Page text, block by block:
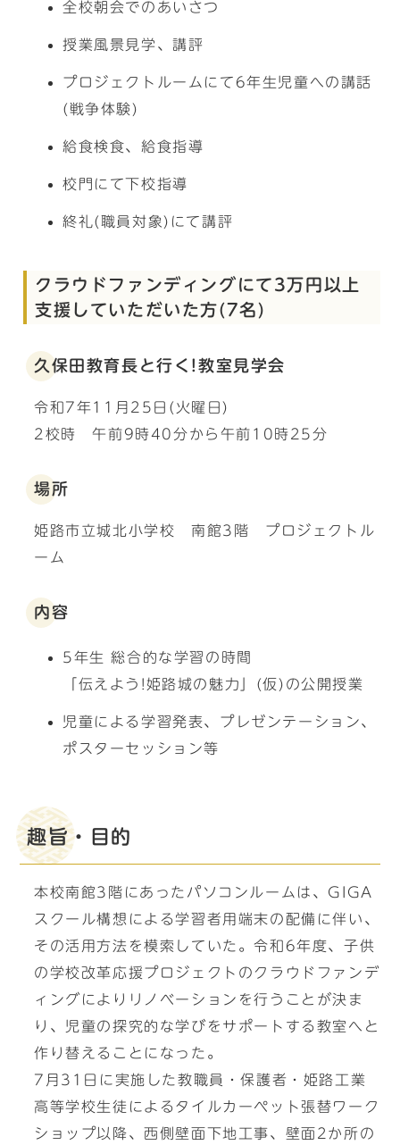
全校朝会でのあいさつ
授業風景見学、講評
プロジェクトルームにて6年生児童への講話
(戦争体験)
給食検食、給食指導
校門にて下校指導
終礼(職員対象)にて講評
クラウドファンディングにて3万円以上
支援していただいた方(7名)
久保田教育長と行く!教室見学会
令和7年11月25日(火曜日)
2校時 午前9時40分から午前10時25分
場所
姫路市立城北小学校 南館3階 プロジェクトル
ーム
内容
5年生 総合的な学習の時間
「伝えよう!姫路城の魅力」(仮)の公開授業
児童による学習発表、プレゼンテーション、
ポスターセッション等
趣旨・目的
本校南館3階にあったパソコンルームは、GIGA
スクール構想による学習者用端末の配備に伴い、
その活用方法を模索していた。令和6年度、子供
の学校改革応援プロジェクトのクラウドファンデ
ィングによりリノベーションを行うことが決ま
り、児童の探究的な学びをサポートする教室へと
作り替えることになった。
7月31日に実施した教職員・保護者・姫路工業
高等学校生徒によるタイルカーペット張替ワーク
ショップ以降、西側壁面下地工事、壁面2か所の